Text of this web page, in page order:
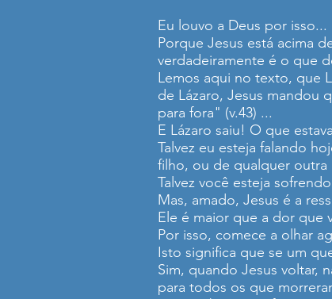
Eu louvo a Deus por isso...
Porque Jesus está acima
verdadeiramente é o que
Lemos aqui no texto, que
de Lázaro, Jesus mandou
para fora" (v.43) ...
E Lázaro saiu! O que
Talvez eu esteja falando
filho, ou de qualquer outra
Talvez você esteja
Mas, amado, Jesus é a
Ele é maior que a dor que
Por isso, comece a olhar
Isto significa que se um
Sim, quando Jesus voltar,
para todos os que